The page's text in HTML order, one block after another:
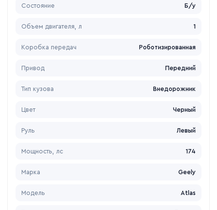
Состояние Б/у
Объем двигателя, л 1
Коробка передач Роботизированная
Привод Передний
Тип кузова Внедорожник
Цвет Черный
Руль Левый
Мощность, лс 174
Марка Geely
Модель Atlas